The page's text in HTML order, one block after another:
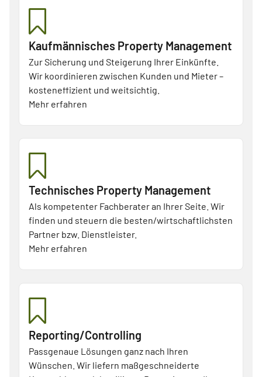
Kaufmännisches Property Management
Zur Sicherung und Steigerung Ihrer Einkünfte.
Wir koordinieren zwischen Kunden und Mieter –
kosteneffizient und weitsichtig.
Mehr erfahren
Technisches Property Management
Als kompetenter Fachberater an Ihrer Seite. Wir
finden und steuern die besten/wirtschaftlichsten
Partner bzw. Dienstleister.
Mehr erfahren
Reporting/Controlling
Passgenaue Lösungen ganz nach Ihren
Wünschen. Wir liefern maßgeschneiderte